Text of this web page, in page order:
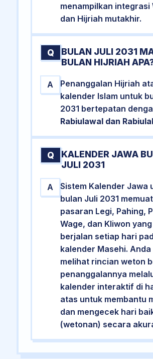
menampilkan integrasi
dan Hijriah mutakhir.
Q
BULAN JULI 2031
BULAN HIJRIAH
A
Penanggalan Hijriah
kalender Islam untuk
2031 bertepatan
Rabiulawal dan
Q
KALENDER JAWA
JULI 2031
A
Sistem Kalender Jawa
bulan Juli 2031
pasaran Legi, Pahing,
Wage, dan Kliwon
berjalan setiap hari
kalender Masehi.
melihat rincian weton
penanggalannya
kalender interaktif di
atas untuk membantu
dan mengecek hari
(wetonan) secara